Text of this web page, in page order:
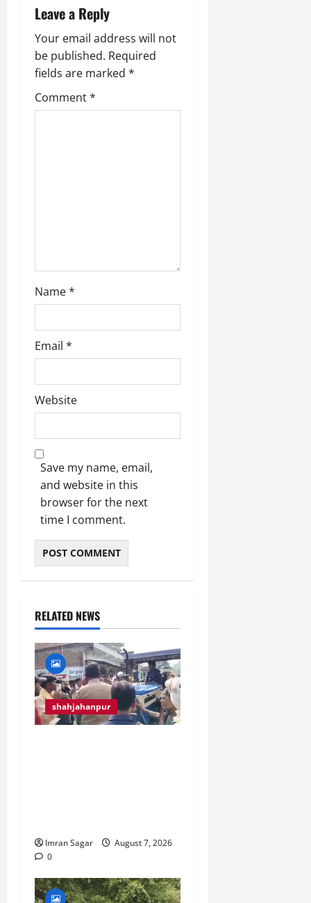
i
g
a
t
Leave a Reply
Your email address will not
be published. Required
fields are marked *
Comment*
Name*
Email *
Website
Save my name, email,
and website in this
browser for the next
time I comment.
RELATED NEWS
shahjahanpur
Imran Sagar
August 7, 2026
0